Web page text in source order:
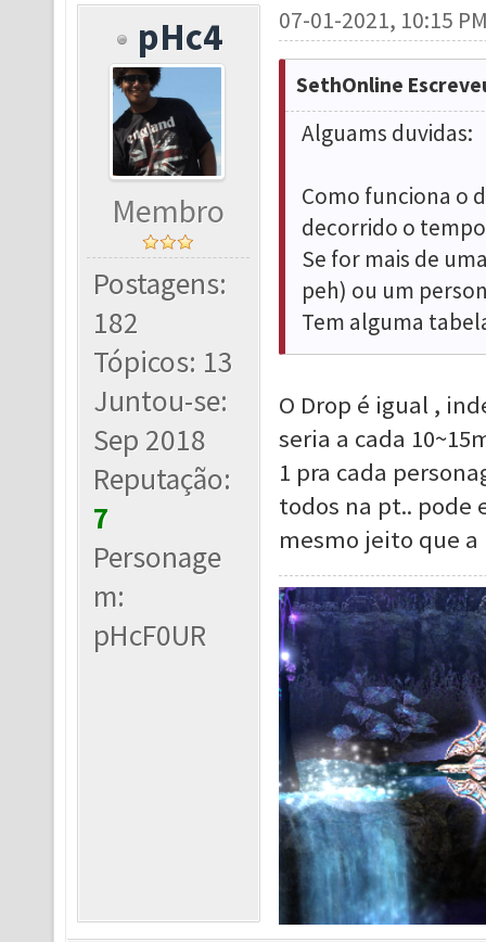
pHc4
Membro
Postagens:
182
Tópicos: 13
Juntou-se:
Sep 2018
Reputação:
7
Personage
m:
pHcF0UR
07-01-2021, 10:15
SethOnline
Alguams duvidas:
Como funciona o
decorrido o
Se for mais de
peh) ou um
Tem alguma
O Drop é igual ,
seria a cada
1 pra cada
todos na pt.. pode
mesmo jeito que a